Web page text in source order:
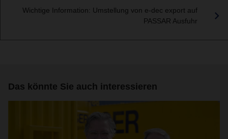
Wichtige Information: Umstellung von e-dec export auf
PASSAR Ausfuhr
Das könnte Sie auch interessieren